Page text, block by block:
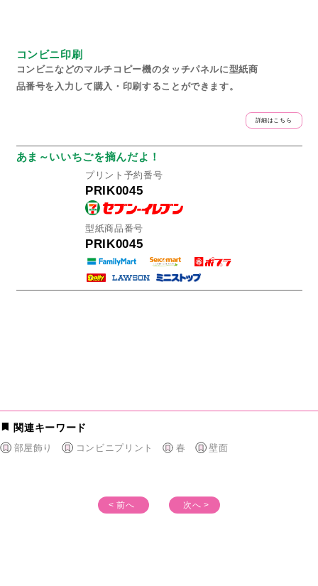
コンビニ印刷
コンビニなどのマルチコピー機のタッチパネルに型紙商
品番号を入力して購入・印刷することができます。
詳細はこちら
あま～いいちごを摘んだよ！
プリント予約番号
PRIK0045
型紙商品番号
PRIK0045
関連キーワード
部屋飾り コンビニプリント 春 壁面
< 前へ 次へ >